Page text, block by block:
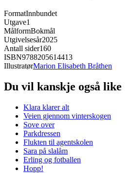
FormatInnbundet
Utgave1
MålformBokmål
Utgivelsesår2025
Antall sider160
ISBN9788205614413
IllustratørMarion Elisabeth Bråthen
Du vil kanskje også like
Klara klarer alt
Veien gjennom vinterskogen
Sove over
Parkdressen
Flukten til agentskolen
Sara på slalåm
Erling og fotballen
Hopp!